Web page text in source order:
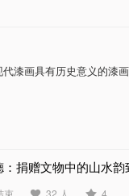
漆画具有历史意义的漆
：捐赠文物中的山水韵
束 32 人
4